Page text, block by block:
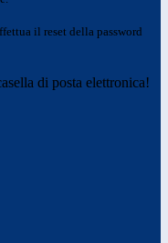
il reset della password
di posta elettronica!